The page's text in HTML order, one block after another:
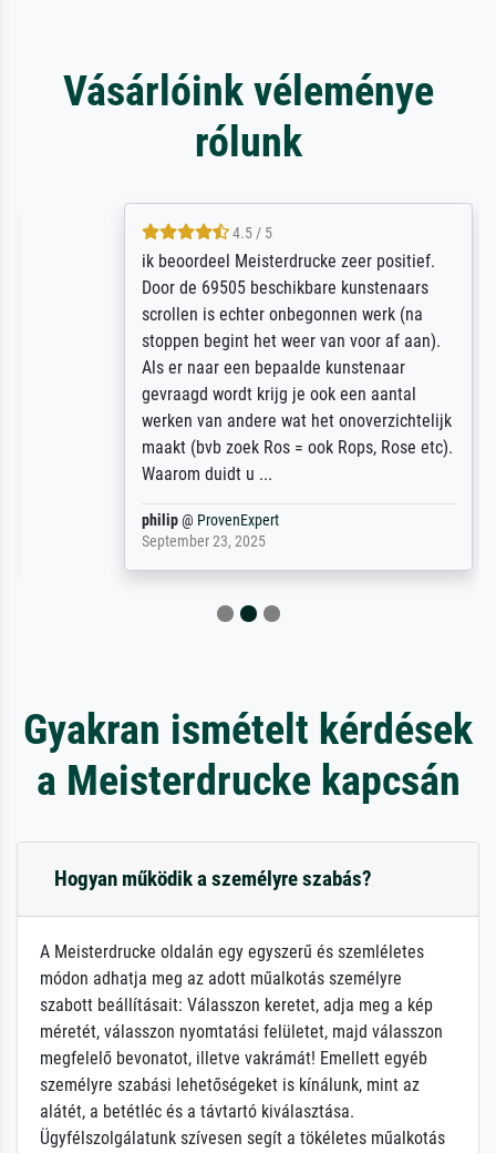
Vásárlóink véleménye
rólunk
4.5 / 5
ik beoordeel Meisterdrucke zeer positief.
Door de 69505 beschikbare kunstenaars
scrollen is echter onbegonnen werk (na
stoppen begint het weer van voor af aan).
Als er naar een bepaalde kunstenaar
gevraagd wordt krijg je ook een aantal
werken van andere wat het onoverzichtelijk
maakt (bvb zoek Ros = ook Rops, Rose etc).
Waarom duidt u ...
@ProvenExpert
September 23, 2025
Gyakran ismételt kérdések
a Meisterdrucke kapcsán
Hogyan működik a személyre szabás?
A Meisterdrucke oldalán egy egyszerű és szemléletes
módon adhatja meg az adott műalkotás személyre
szabott beállításait: Válasszon keretet, adja meg a kép
méretét, válasszon nyomtatási felületet, majd válasszon
megfelelő bevonatot, illetve vakrámát! Emellett egyéb
személyre szabási lehetőségeket is kínálunk, mint az
alátét, a betétléc és a távtartó kiválasztása.
Ügyfélszolgálatunk szívesen segít a tökéletes műalkotás